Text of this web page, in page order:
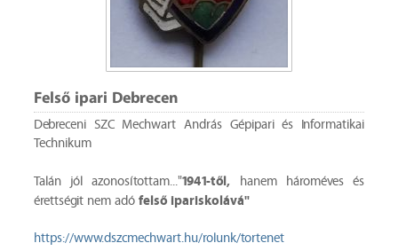
Felső ipari Debrecen
Debreceni SZC Mechwart András Gépipari és Informatikai
Technikum
Talán jól azonosítottam..."1941-től,
hanem hároméves és
érettségit nem adó felső ipariskolává"
https://www.dszcmechwart.hu/rolunk/tortenet